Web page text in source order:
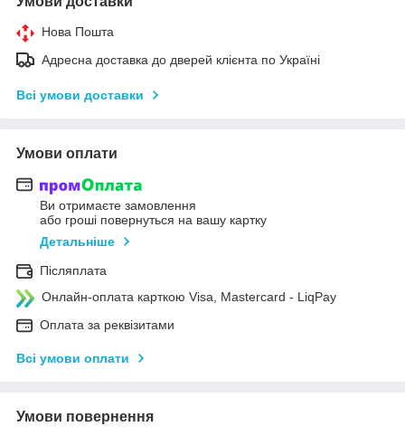
Нова Пошта
Адресна доставка до дверей клієнта по Україні
Всі умови доставки
Умови оплати
Ви отримаєте замовлення
або гроші повернуться на вашу картку
Детальніше
Післяплата
Онлайн-оплата карткою Visa, Mastercard - LiqPay
Оплата за реквізитами
Всі умови оплати
Умови повернення